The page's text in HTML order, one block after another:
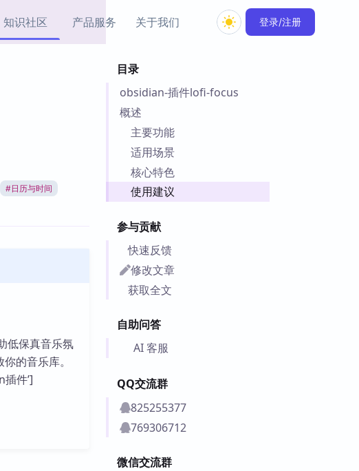
知识社区
Top5
产品服务
插件
Obsidian 教程
关于我们 登录/注册
目录
obsidian-插件lofi-focus
概述
主要功能
适用场景
核心特色
使用建议
参与贡献
快速反馈
修改文章
获取全文
自助问答
AI 客服
QQ交流群
825255377
769306712
微信交流群
#日历与时间
低保真音乐氛
的音乐库。
插件’]